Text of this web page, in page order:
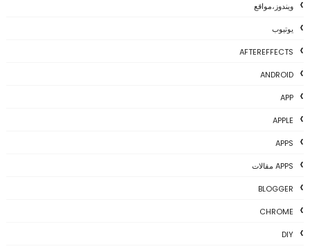
ويندوز،مواقع
يوتيوب
AFTEREFFECTS
ANDROID
APP
APPLE
APPS
APPS مقالات
BLOGGER
CHROME
DIY